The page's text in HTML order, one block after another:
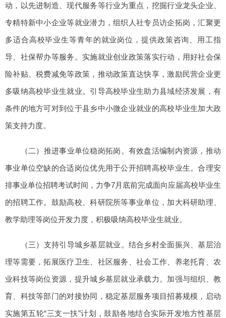
动，以先进制造、现代服务等行业为重点，挖掘行业龙头企业、
专精特新中小企业等就业潜力，组织人社专员访企拓岗，汇聚更
多适合高校毕业生等青年的就业岗位，提供政策咨询、用工指
导、社保帮办等服务。实施就业创业政策落实行动，用好社会保
险补贴、税费减免等政策，推动政策直达快享，激励民营企业更
多吸纳高校毕业生就业。引导高校毕业生助力县域经济发展，有
条件的地方可对到位于县乡中小微企业就业的高校毕业生加大政
策支持力度。
（二）推进事业单位稳岗拓岗。有效盘活编制内资源，推动
事业单位空缺的合适岗位优先用于公开招聘高校毕业生。合理安
排事业单位招聘考试时间，力争7月底前完成面向应届高校毕业生
的招聘工作。鼓励高校、科研院所等事业单位，加大科研助理、
教学助理等岗位开发力度，积极吸纳高校毕业生就业。
（三）支持引导城乡基层就业。结合乡村全面振兴、基层治
理等需要，拓展医疗卫生、社区服务、社会工作、养老托育、农
业科技等岗位资源，提升城乡基层就业承载力。加强与组织、教
育、科技等部门的对接协同，稳定基层服务项目招募规模，启动
实施第五轮“三支一扶”计划，鼓励各地结合实际开发地方性基层